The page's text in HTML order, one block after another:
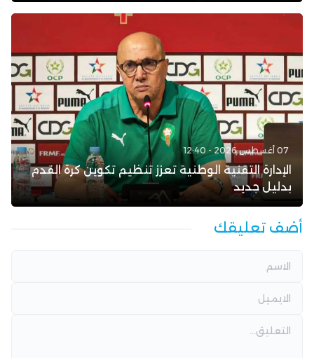
07 أغسطس 2026 - 12:40
الإدارة التقنية الوطنية تعزز تنظيم تكوين كرة القدم
بدليل جديد
أضف تعليقك